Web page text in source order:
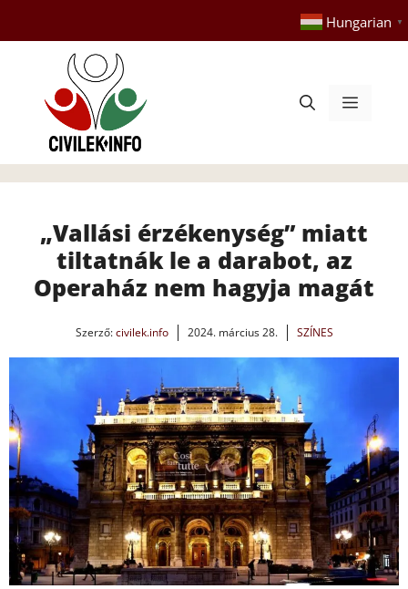
tartalomba
Hungarian ▼
Menü
„Vallási érzékenység” miatt
tiltatnák le a darabot, az
Operaház nem hagyja magát
Szerző:civilek.info 2024. március 28. SZÍNES